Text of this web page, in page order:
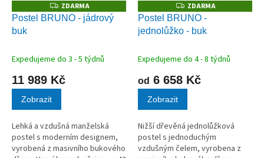
Z
D
A
ZDARMA
Postel BRUNO - jádrový
buk
Expedujeme do 3 - 5 týdnů
11 989 Kč
Zobrazit
Lehká a vzdušná manželská
postel s moderním designem,
vyrobená z masivního bukového
Z
D
A
R
ZDARMA
Postel BRUNO -
jednolůžko - buk
Expedujeme do 4 - 8 týdnů
od 6 658 Kč
Zobrazit
Nižší dřevěná jednolůžková
postel s jednoduchým
vzdušným čelem, vyrobena z